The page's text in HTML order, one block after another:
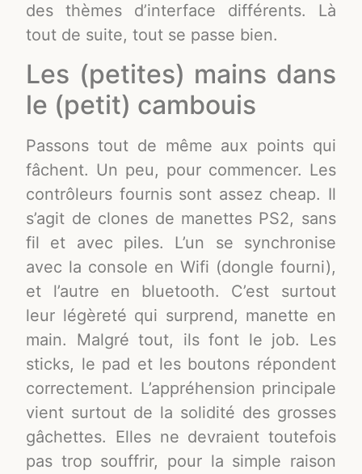
des thèmes d’interface différents. Là
tout de suite, tout se passe bien.
Les (petites) mains dans
le (petit) cambouis
Passons tout de même aux points qui
fâchent. Un peu, pour commencer. Les
contrôleurs fournis sont assez cheap. Il
s’agit de clones de manettes PS2, sans
fil et avec piles. L’un se synchronise
avec la console en Wifi (dongle fourni),
et l’autre en bluetooth. C’est surtout
leur légèreté qui surprend, manette en
main. Malgré tout, ils font le job. Les
sticks, le pad et les boutons répondent
correctement. L’appréhension principale
vient surtout de la solidité des grosses
gâchettes. Elles ne devraient toutefois
pas trop souffrir, pour la simple raison